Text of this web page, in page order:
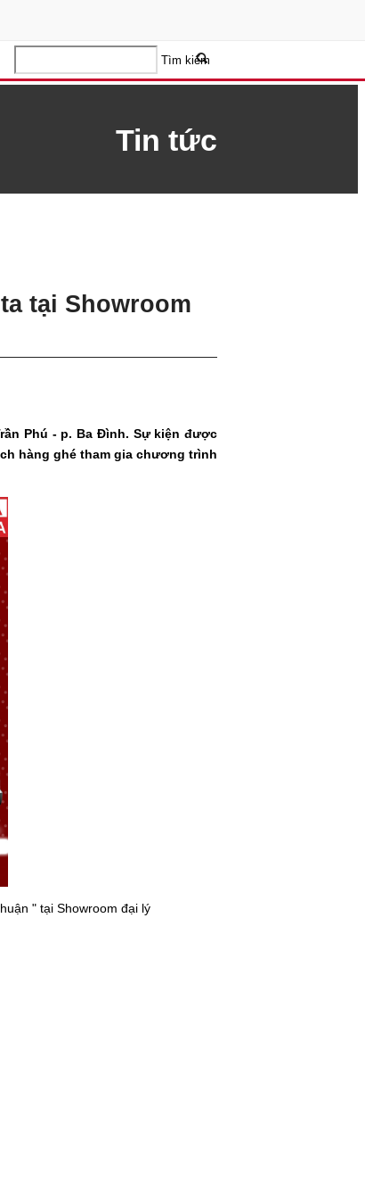
Tìm kiếm
Tin tức
tại Showroom
Phú - p. Ba Đình. Sự kiện được
hàng ghé tham gia chương trình
" tại Showroom đại lý